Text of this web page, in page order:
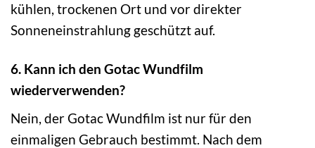
kühlen, trockenen Ort und vor direkter
Sonneneinstrahlung geschützt auf.
6. Kann ich den Gotac Wundfilm
wiederverwenden?
Nein, der Gotac Wundfilm ist nur für den
einmaligen Gebrauch bestimmt. Nach dem